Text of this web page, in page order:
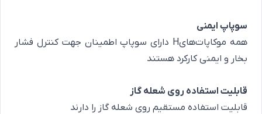
سوپاپ ایمنی
همه موکاپات‌هایH دارای سوپاپ اطمینان جهت کنترل فشار
بخار و ایمنی کارکرد هستند
قابلیت استفاده روی شعله گاز
قابلیت استفاده مستقیم روی شعله گاز را دارند